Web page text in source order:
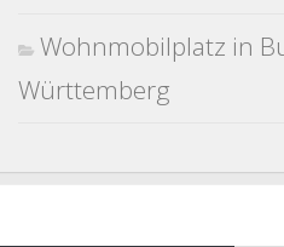
Wohnmobilplatz in
Württemberg